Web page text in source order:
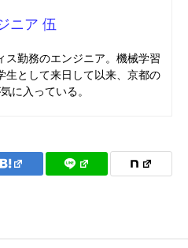
ニア 伍
ス勤務のエンジニア。機械学習
生として来日して以来、京都の
に入っている。